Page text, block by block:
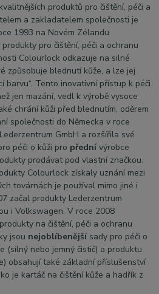
produktů pro čištění, péči a
a zakladatelem společnosti je
1993 na Novém Zélandu
pro čištění, péči a ochranu
Colourlock odkazuje na silné
způsobuje blednutí kůže, a lze jej
barvu“. Tento inovativní přístup k péči
jen mazání, vedl k výrobě vysoce
chrání kůži před blednutím, oděrem
společnosti do Německa v roce
GmbH a rozšířila své
péči o kůži pro přední výrobce
prodávat pod vlastní značkou.
Colourlock získaly uznání mezi
továrnách je používal mimo jiné i
začal produkty Lederzentrum
i Volkswagen. V roce 2008
na čištění, péči a ochranu
jsou nejoblíbenější sady pro péči o
(silný nebo jemný čistič) a produktu
obsahují také základní příslušenství
je kartáč na čištění kůže a hadřík z